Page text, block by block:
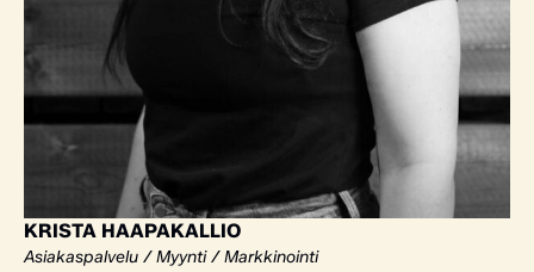
KRISTA HAAPAKALLIO
Asiakaspalvelu / Myynti / Markkinointi